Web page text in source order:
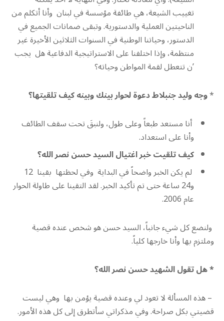
تغييب الشيعة، هي طائفة مؤسسة في لبنان وأنا أتكلم من
الناحيتين العملية والدستورية. وتبقى ضمانات الجميع في
الدستور، وحياتنا الوطنية في السنوات الثلاثين الأخيرة غير
منتظمة، وإذا اختلفنا على الاستراتيجية الدفاعية هل يجب
’ن تتعطل لقمة المواطن وحياته؟
*وجه وليد جنبلاط دعوة لحوار بينك وبينه كيف تلقيتها؟
أنا مستعد طبعاً وعلى طول، ولنبقَ تحت سقف الطائف
وأنا على استعداد.
كيف تلقيت خبر اغتيال السيد حسن نصر الله؟
لم يكن الخبر واضحاً في البداية وفي لحظتها بقينا 12
و24 ساعة حتى تم تأكيد الخبر. لقد التقينا على طاولة الحوار
عام 2006.
ولنضع كل شيء جانباً، السيد حسن هو شخص عنده قضية
وملتزم بها وأنا خارجها كلياً.
* هل تقول الشهيد حسن نصر الله؟
– هذه المسألة لا تعود لي وعنده قضية يؤمن بها وهي ليست
قضيتي بكل صراحة. وفي مذكراتي سأتطرق إلى كل هذه الأمور.